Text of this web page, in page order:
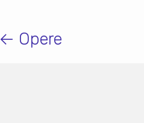
← Opere